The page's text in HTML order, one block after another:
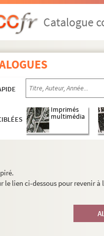
Catalogue
Imprimés
multimédia
le lien ci-dessous pour revenir